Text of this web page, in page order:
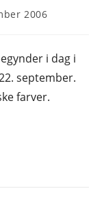
2006
i dag i
september.
farver.